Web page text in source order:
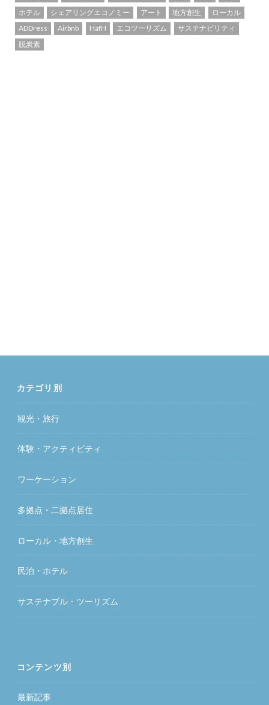
ホテル
シェアリングエコノミー アート 地方創生
ローカル
ADDress
Airbnb HafH エコツーリズム
サステナビリティ
脱炭素
カテゴリ別
観光・旅行
体験・アクティビティ
ワーケーション
多拠点・二拠点居住
ローカル・地方創生
民泊・ホテル
サステナブル・ツーリズム
コンテンツ別
最新記事